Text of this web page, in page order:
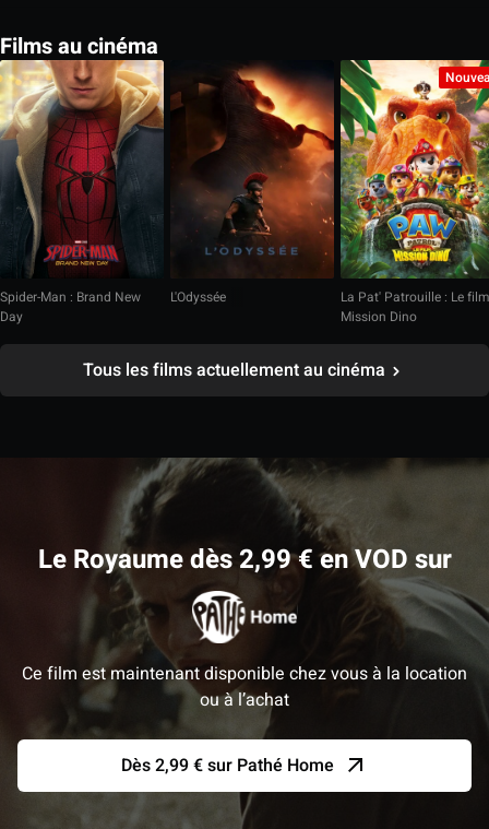
Films au cinéma
Spider-Man : Brand New
Day
L'Odyssée
La Pat' Patrouille : Le film
Mission Dino
Tous les films actuellement au cinéma
Le Royaume dès 2,99 € en VOD sur
Ce film est maintenant disponible chez vous à la location
ou à l’achat
Dès 2,99 € sur Pathé Home